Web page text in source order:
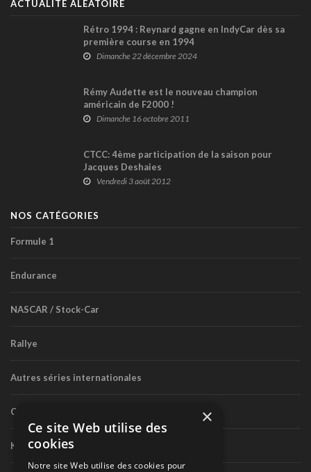
ACTUALITÉ ALÉATOIRE
Rétro 1994 : Reynard gagne en IndyCar dès sa
première course en 1994
Dimanche 22 décembre 2024
Rémy Audette est le nouveau champion
américain de F2000 !
Dimanche 16 octobre 2011
CTCC: 4ème participation de la saison pour
Jacques Deshaies
Vendredi 3 août 2012
NOS CATÉGORIES
Formule 1
Endurance
NASCAR / Stock-Car
Rallye
Autres séries internationales
Circuit routier canadien
Karting
×
Ce site Web utilise des
cookies
Notre site Web utilise des cookies pour